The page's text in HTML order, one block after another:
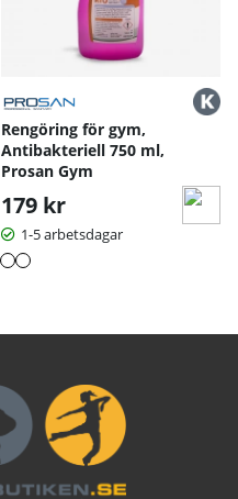
Rengöring för gym,
Antibakteriell 750 ml,
Prosan Gym
179 kr
1-5 arbetsdagar